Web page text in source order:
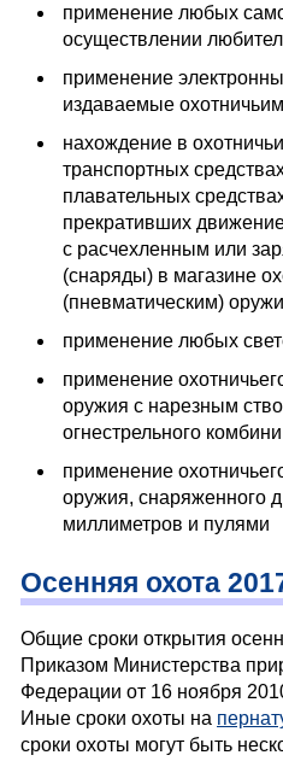
применение любых
осуществлении
применение
издаваемые
нахождение в
транспортных
плавательных
прекративших
с расчехленным или
(снаряды) в магазине
(пневматическим)
применение любых
применение
оружия с нарезным
огнестрельного
применение
оружия, снаряженного
миллиметров и пулями
Осенняя охота
Общие сроки открытия
Приказом Министерства
Федерации от 16 ноября
Иные сроки охоты на
сроки охоты могут быть